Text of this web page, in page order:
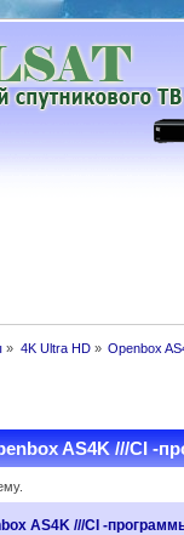
» 4K Ultra HD» Openbox
AS4K ///CI -
AS4K ///CI -